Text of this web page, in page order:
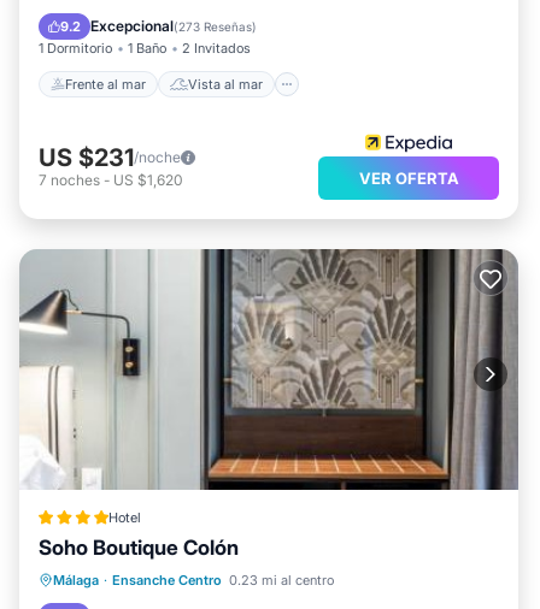
9.2 Excepcional(273 Reseñas)
1 Dormitorio 1 Baño 2 Invitados
Frente al mar Vista al mar
Cocina
US $231/noche
7 noches - US $1,620 VER OFERTA
Hotel
Soho Boutique Colón
Málaga · Ensanche Centro 0.23 mi al centro
Cocina Aire acondicionado